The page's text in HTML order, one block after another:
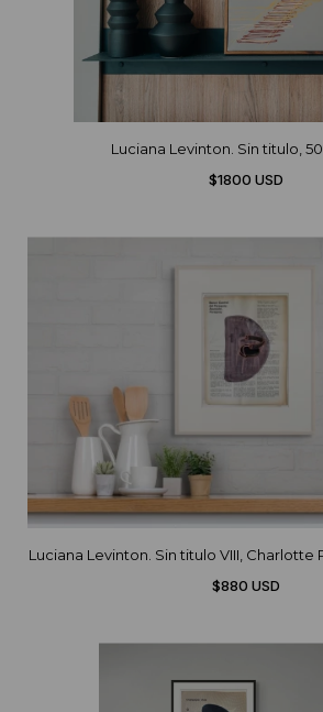
Luciana Levinton. Sin titulo,
$1800 USD
Luciana Levinton. Sin titulo VIII, Charlotte
$880 USD